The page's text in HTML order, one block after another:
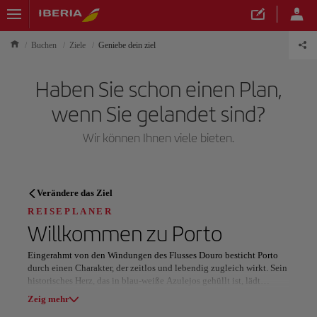
Buchen Ziele Geniebe dein ziel
Haben Sie schon einen Plan,
wenn Sie gelandet sind?
Wir können Ihnen viele bieten.
REISEPLANER
Entdecken Sie Ihr nächstes
Reiseziel
Verändere das Ziel
REISEPLANER
Willkommen zu Porto
Eingerahmt von den Windungen des Flusses Douro besticht Porto
durch einen Charakter, der zeitlos und lebendig zugleich wirkt. Sein
historisches Herz, das in blau-weiße Azulejos gehüllt ist, lädt
Reisende dazu ein, durch die gepflasterten Straßen zu schlendern, in
denen der Charme der alten Welt auf einen unverwechselbaren
Zeig mehr